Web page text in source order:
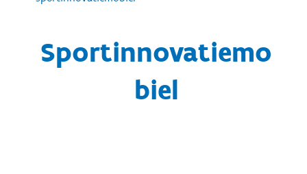
Sportinnovatiemo
biel